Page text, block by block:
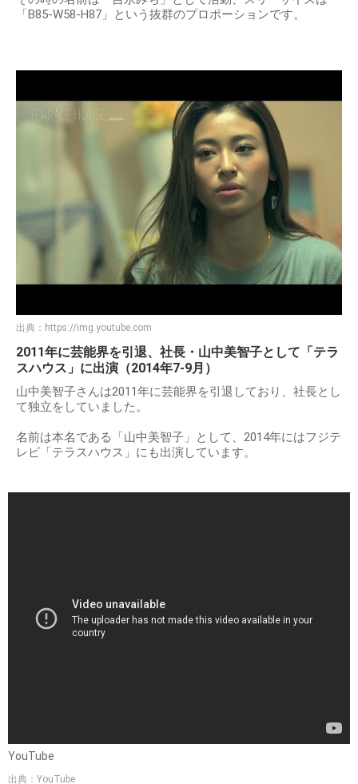
「B85-W58-H87」という抜群のプロポーションです。
出典： https://img.youtube.com
2011年に芸能界を引退、社長・山中美智子として「テラ
スハウス」に出演（2014年7-9月）
山中美智子さんは2011年に芸能界を引退しており、社長とし
て独立をしていました。
名前は本名である「山中美智子」として、2014年にはフジテ
レビ「テラスハウス」にも出演しています。
YouTube
出典：YouTube